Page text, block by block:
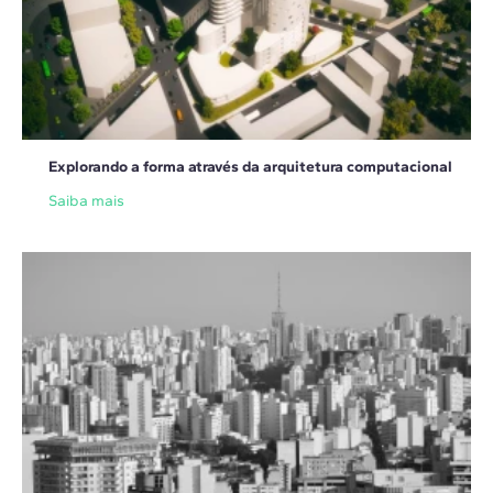
Explorando a forma através da arquitetura computacional
Saiba mais